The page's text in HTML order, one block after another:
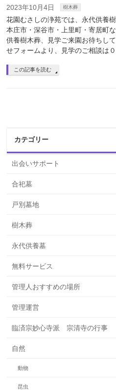
2023年10月4日 樹木葬
花園むさしの浄苑では、永代供養
本庄市・深谷市・上里町・寄居町
供養樹木葬、見学ご来園お待ちし
せフォームより、見学のご相談は
この記事を読む
カテゴリー
出会いサポート
合祀墓
戸別墓地
樹木葬
永代供養墓
無料サービス
管理人おすすめの場所
管理運営
臨済宗妙心寺派 宗清寺の行事
自然
動物
昆虫